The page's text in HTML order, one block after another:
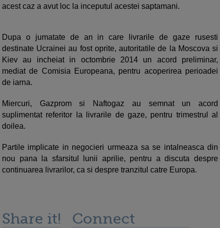
acest caz a avut loc la inceputul acestei saptamani.
Dupa o jumatate de an in care livrarile de gaze rusesti
destinate Ucrainei au fost oprite, autoritatile de la Moscova si
Kiev au incheiat in octombrie 2014 un acord preliminar,
mediat de Comisia Europeana, pentru acoperirea perioadei
de iarna.
Miercuri, Gazprom si Naftogaz au semnat un acord
suplimentat referitor la livrarile de gaze, pentru trimestrul al
doilea.
Partile implicate in negocieri urmeaza sa se intalneasca din
nou pana la sfarsitul lunii aprilie, pentru a discuta despre
continuarea livrarilor, ca si despre tranzitul catre Europa.
Share it! Connect